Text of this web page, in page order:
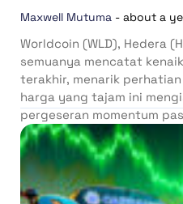
Maxwell Mutuma - about a
Worldcoin (WLD), Hedera
semuanya mencatat
terakhir, menarik
harga yang tajam ini
pergeseran momentum